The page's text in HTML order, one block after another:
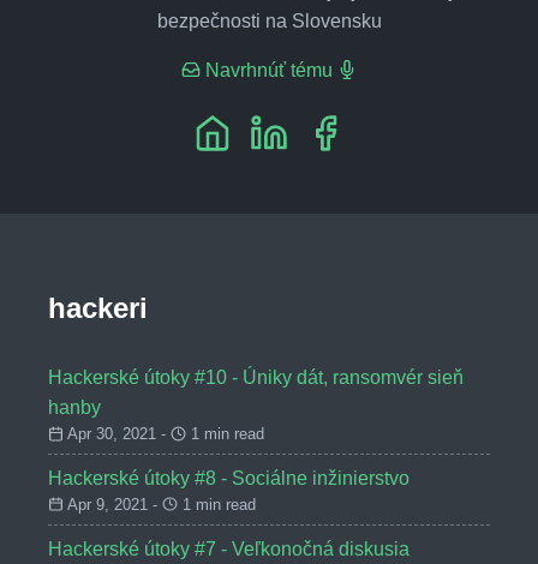
bezpečnosti na Slovensku
Navrhnúť tému
hackeri
Hackerské útoky #10 - Úniky dát, ransomvér sieň
hanby
Apr 30, 2021 - 1 min read
Hackerské útoky #8 - Sociálne inžinierstvo
Apr 9, 2021 - 1 min read
Hackerské útoky #7 - Veľkonočná diskusia